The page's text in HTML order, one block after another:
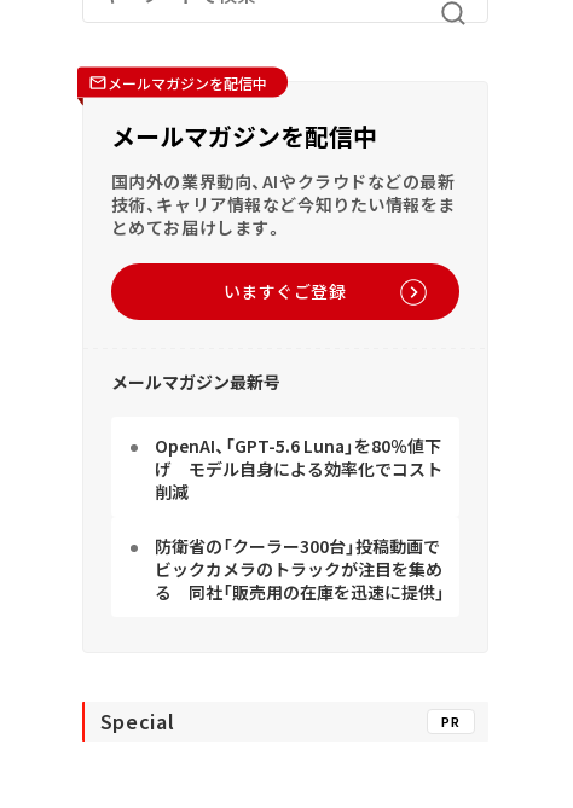
メールマガジンを配信中
メールマガジンを配信中
国内外の業界動向、AIやクラウドなどの最新
技術、キャリア情報など今知りたい情報をま
とめてお届けします。
いますぐご登録
メールマガジン最新号
OpenAI、「GPT-5.6 Luna」を80％値下
げ モデル自身による効率化でコスト
削減
防衛省の「クーラー300台」投稿動画で
ビックカメラのトラックが注目を集め
る 同社「販売用の在庫を迅速に提供」
Special PR